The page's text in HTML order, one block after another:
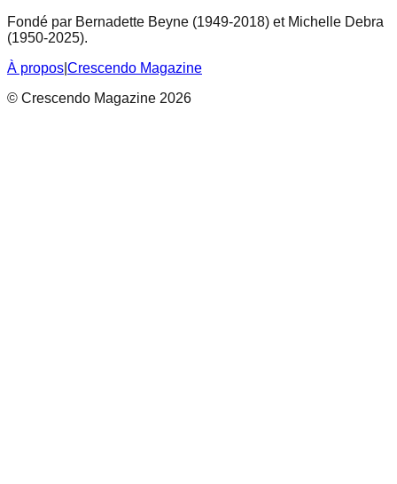
Fondé par Bernadette Beyne (1949-2018) et Michelle Debra
(1950-2025).
À propos Crescendo Magazine
© Crescendo Magazine 2026